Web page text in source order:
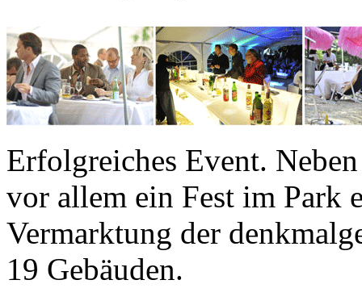
Erfolgreiches Event.
vor allem ein Fest im Park
Vermarktung der
19 Gebäuden.